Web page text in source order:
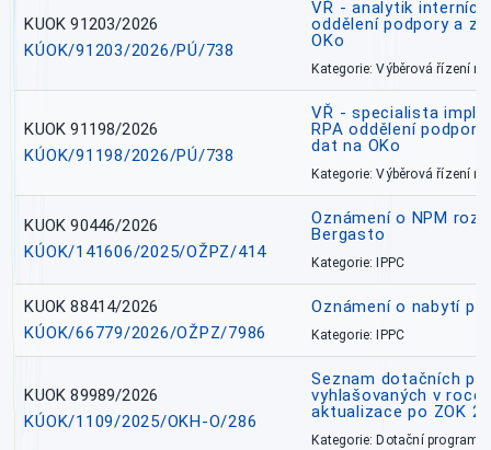
KUOK 91203/2026
KÚOK/91203/2026/PÚ/738
VŘ - analytik
oddělení podpory a
OKo
Kategorie: Výběrová řízení
KUOK 91198/2026
KÚOK/91198/2026/PÚ/738
VŘ - specialista
RPA oddělení
dat na OKo
Kategorie: Výběrová řízení
KUOK 90446/2026
KÚOK/141606/2025/OŽPZ/414
Oznámení o NPM
Bergasto
Kategorie: IPPC
KUOK 88414/2026
KÚOK/66779/2026/OŽPZ/7986
Oznámení o nabytí
Kategorie: IPPC
KUOK 89989/2026
KÚOK/1109/2025/OKH-O/286
Seznam dotačních
vyhlašovaných v roce
aktualizace po ZOK
Kategorie: Dotační